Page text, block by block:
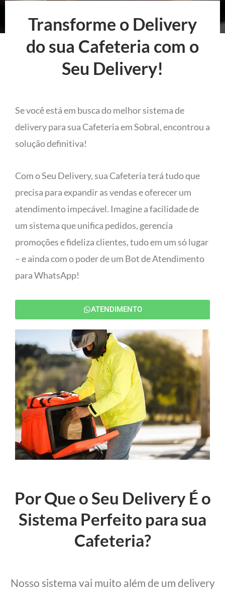
Transforme o Delivery
do sua Cafeteria com o
Seu Delivery!
Se você está em busca do melhor sistema de
delivery para sua Cafeteria em Sobral, encontrou a
solução definitiva!
Com o Seu Delivery, sua Cafeteria terá tudo que
precisa para expandir as vendas e oferecer um
atendimento impecável. Imagine a facilidade de
um sistema que unifica pedidos, gerencia
promoções e fideliza clientes, tudo em um só lugar
– e ainda com o poder de um Bot de Atendimento
para WhatsApp!
ATENDIMENTO
Por Que o Seu Delivery É o
Sistema Perfeito para sua
Cafeteria?
Nosso sistema vai muito além de um delivery